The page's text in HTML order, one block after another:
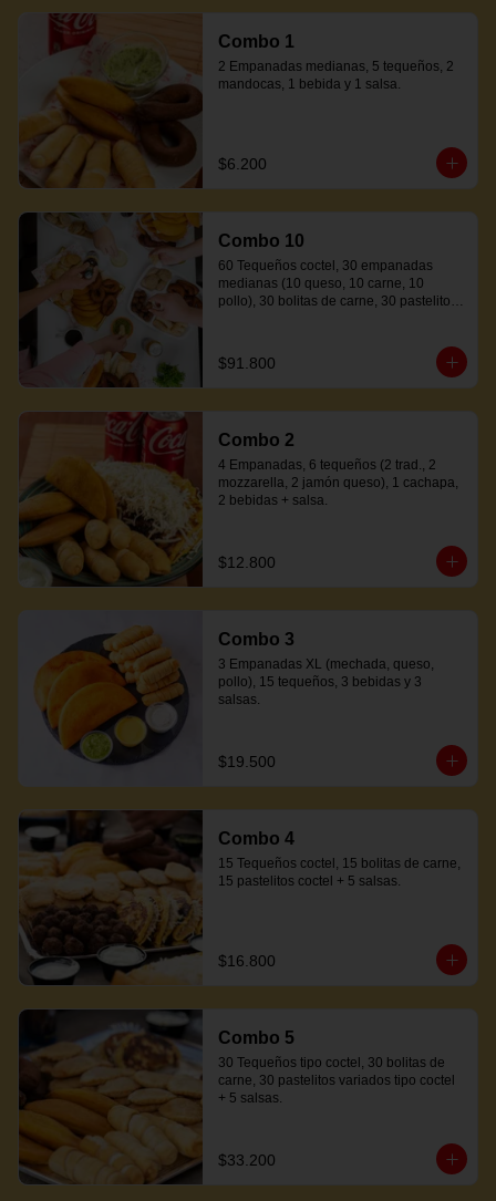
Combo 1
2 Empanadas medianas, 5 tequeños, 2
mandocas, 1 bebida y 1 salsa.
$6.200
Combo 10
60 Tequeños coctel, 30 empanadas
medianas (10 queso, 10 carne, 10
pollo), 30 bolitas de carne, 30 pastelitos
$91.800
Combo 2
4 Empanadas, 6 tequeños (2 trad., 2
mozzarella, 2 jamón queso), 1 cachapa,
2 bebidas + salsa.
$12.800
Combo 3
3 Empanadas XL (mechada, queso,
pollo), 15 tequeños, 3 bebidas y 3
salsas.
$19.500
Combo 4
15 Tequeños coctel, 15 bolitas de carne,
15 pastelitos coctel + 5 salsas.
$16.800
Combo 5
30 Tequeños tipo coctel, 30 bolitas de
carne, 30 pastelitos variados tipo coctel
+ 5 salsas.
$33.200